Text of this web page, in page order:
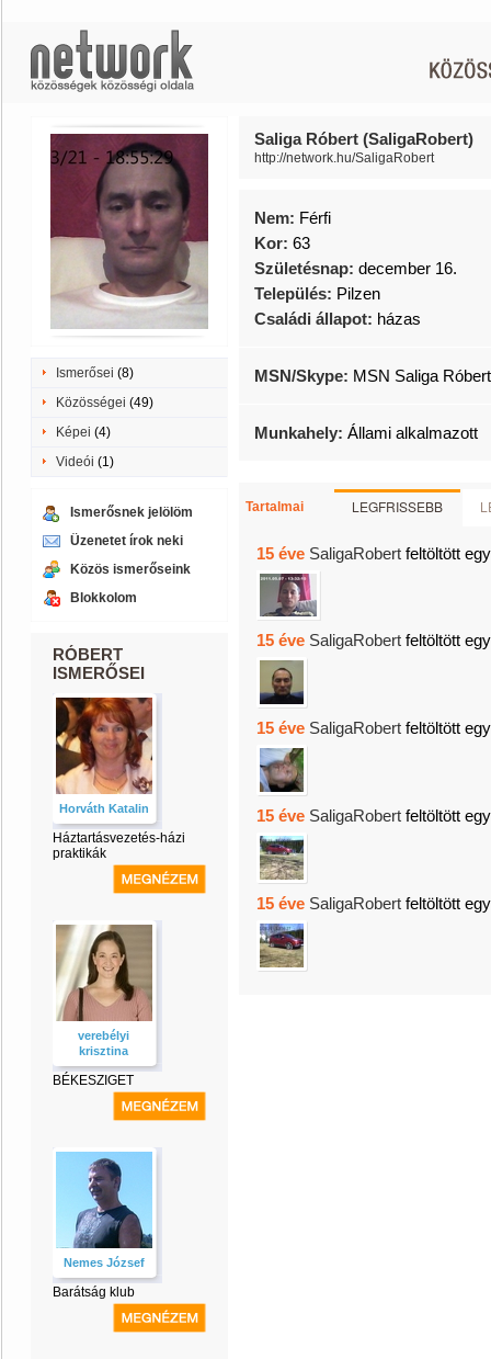
Ismerősei (8)
Közösségei (49)
Képei (4)
Videói (1)
Ismerősnek jelölöm
Üzenetet írok neki
Közös ismerőseink
Blokkolom
RÓBERT
ISMERŐSEI
Horváth Katalin
Háztartásvezetés-házi
praktikák
verebélyi
krisztina
BÉKESZIGET
Nemes József
Barátság klub
Saliga Róbert (SaligaRobert)
http://network.hu/SaligaRobert
Nem: Férfi
Kor: 63
Születésnap: december 16.
Település: Pilzen
Családi állapot: házas
MSN/Skype: MSN Saliga
Munkahely: Állami alkalmazott
Tartalmai LEGFRISSEBB
15 éve SaligaRobert feltöltött
15 éve SaligaRobert feltöltött
15 éve SaligaRobert feltöltött
15 éve SaligaRobert feltöltött
15 éve SaligaRobert feltöltött